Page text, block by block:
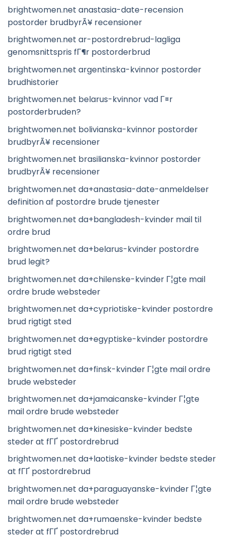
brightwomen.net anastasia-date-recension
postorder brudbyrÃ¥ recensioner
brightwomen.net ar-postordrebrud-lagliga
genomsnittspris fГ¶r postorderbrud
brightwomen.net argentinska-kvinnor postorder
brudhistorier
brightwomen.net belarus-kvinnor vad Г¤r
postorderbruden?
brightwomen.net bolivianska-kvinnor postorder
brudbyrÃ¥ recensioner
brightwomen.net brasilianska-kvinnor postorder
brudbyrÃ¥ recensioner
brightwomen.net da+anastasia-date-anmeldelser
definition af postordre brude tjenester
brightwomen.net da+bangladesh-kvinder mail til
ordre brud
brightwomen.net da+belarus-kvinder postordre
brud legit?
brightwomen.net da+chilenske-kvinder Г¦gte mail
ordre brude websteder
brightwomen.net da+cypriotiske-kvinder postordre
brud rigtigt sted
brightwomen.net da+egyptiske-kvinder postordre
brud rigtigt sted
brightwomen.net da+finsk-kvinder Г¦gte mail ordre
brude websteder
brightwomen.net da+jamaicanske-kvinder Г¦gte
mail ordre brude websteder
brightwomen.net da+kinesiske-kvinder bedste
steder at fГҐ postordrebrud
brightwomen.net da+laotiske-kvinder bedste steder
at fГҐ postordrebrud
brightwomen.net da+paraguayanske-kvinder Г¦gte
mail ordre brude websteder
brightwomen.net da+rumaenske-kvinder bedste
steder at fГҐ postordrebrud